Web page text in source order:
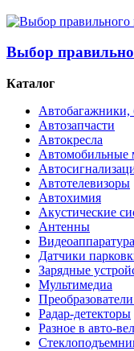
Выбор
Каталог
Автобагажники,
Автозапчасти
Автокресла
Автомобильные
Автотелевизоры
Автохимия
Акустические
Антенны
Видеоаппаратура
Датчики
Зарядные
Мультимедиа
Радар-детекторы
Разное в авто-